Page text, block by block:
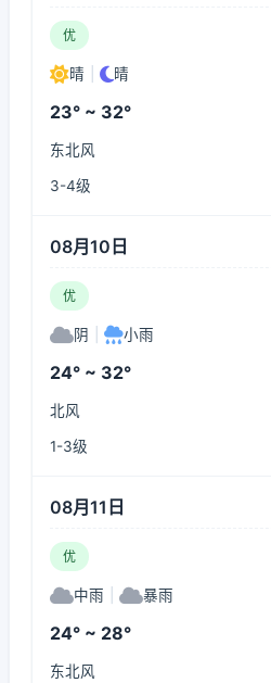
优
晴 晴
23° ~ 32°
东北风
3-4级
08月10日
优
阴 小雨
24° ~ 32°
北风
1-3级
08月11日
优
中雨 暴雨
24° ~ 28°
东北风